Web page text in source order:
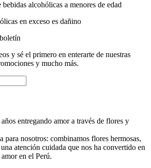
alcohólicas a menores de edad
en exceso es dañino
y sé el primero en enterarte de nuestras
y mucho más.
entregando amor a través de flores y
para nosotros: combinamos flores hermosas,
atención cuidada que nos ha convertido en
en el Perú.